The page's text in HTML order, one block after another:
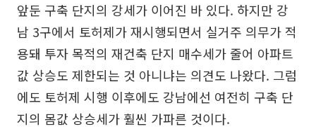
앞둔 구축 단지의 강세가 이어진 바 있다. 하지만 강
남 3구에서 토허제가 재시행되면서 실거주 의무가 적
용돼 투자 목적의 재건축 단지 매수세가 줄어 아파트
값 상승도 제한되는 것 아니냐는 의견도 나왔다. 그럼
에도 토허제 시행 이후에도 강남에선 여전히 구축 단
지의 몸값 상승세가 훨씬 가파른 것이다.